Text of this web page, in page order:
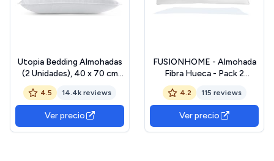
Utopia Bedding Almohadas
(2 Unidades), 40 x 70 cm
Almohadas de Primera, Fibra
Hueca Virgen Siliconada,
Almohadas Suave de Fácil
Cuidado (Blanco) OEKO-
TEX STANDARD 100
4.5 14.4k reviews
Ver precio
FUSIONHOME - Almohada
Fibra Hueca - Pack 2
Almohadas 75 cm - Tacto
Pluma, Transpirable,
Antiácaros e
Hipoalergénica - Firmeza
Media, Alta Adaptabilidad -
4.2 115 reviews
Ver precio